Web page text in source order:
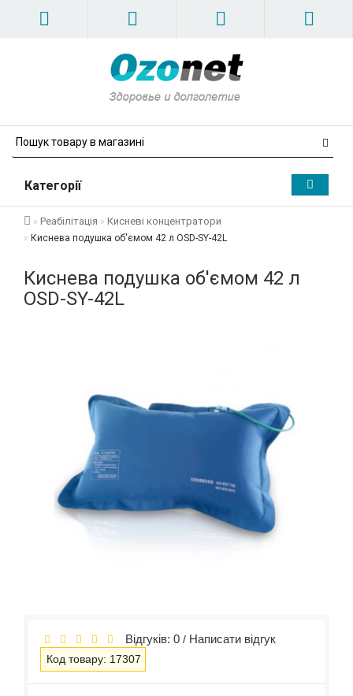
Категорії
Реабілітація Кисневі концентратори
Киснева подушка об'ємом 42 л OSD-SY-42L
Киснева подушка об'ємом 42 л
OSD-SY-42L
Відгуків: 0 / Написати відгук
Код товару: 17307